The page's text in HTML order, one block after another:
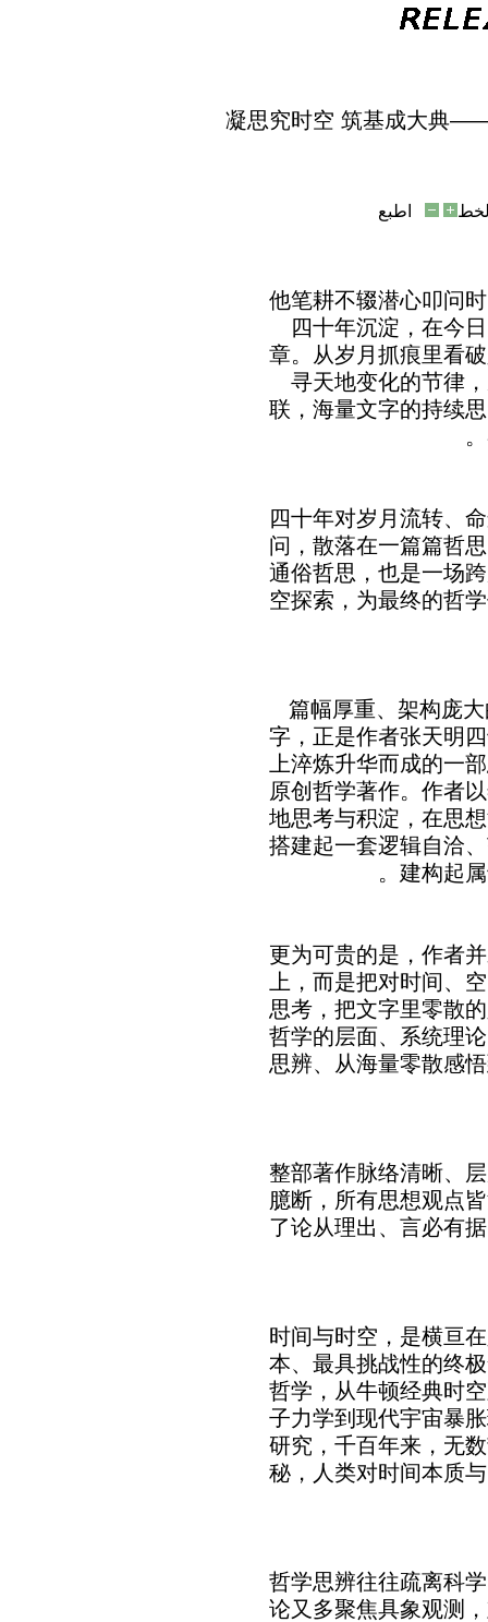
凝思究时空 筑基成大典
اطبع
他笔耕不辍潜心叩问
四十年沉淀，在今
章。从岁月抓痕里看
寻天地变化的节律
联，海量文字的持续
四十年对岁月流转、
问，散落在一篇篇哲
通俗哲思，也是一场
空探索，为最终的哲
篇幅厚重、架构庞
字，正是作者张天明
上淬炼升华而成的一
原创哲学著作。作者
地思考与积淀，在思
搭建起一套逻辑自洽
建构起
更为可贵的是，作者
上，而是把对时间、
思考，把文字里零散
哲学的层面、系统理
思辨、从海量零散感
整部著作脉络清晰、
臆断，所有思想观点
了论从理出、言必有
时间与时空，是横亘
本、最具挑战性的终
哲学，从牛顿经典时
子力学到现代宇宙暴
研究，千百年来，无
秘，人类对时间本质
哲学思辨往往疏离科
论又多聚焦具象观测